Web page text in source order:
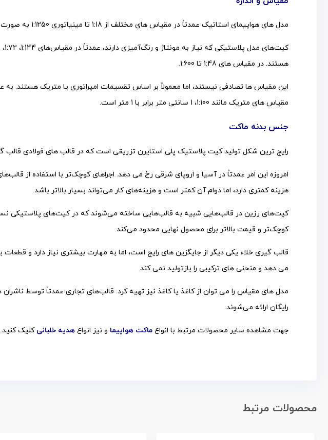
مدل های هواپیمای استاتیک عمدتاً در مقیاس های مختلف از 1:18 تا مینیاتوری 1:1250 به صورت تجاری در دسترس هستند.
هستند. در مقیاس های 1:48 تا 1:600.
مقیاس های متریک مانند 1:100، 1 سانتی متر برابر با 1 متر است.
جنس بدنه ماکت
رایج ترین شکل تولید کیت پلاستیک پلی استایرن تزریقی است که در قالب های فولادی
امروزه این امر عمدتاً در آسیا و اروپای شرقی رخ می دهد. اجراهای کوچک‌تر با استفاده از
هزینه کمتری دارد، اما دوام آن کمتر است و هزینه‌های کار می‌تواند بسیار بالاتر باشد.
کیت‌های رزین در قالب‌هایی شبیه به قالب‌هایی ساخته می‌شوند که در کیت‌های پلاستیکی نسخه
کوچک‌تر و قیمت بالاتر برای محصول نهایی محدود می‌کند.
قالب گیری خلاء یکی دیگر از جایگزین های رایج است، اما به مهارت بیشتری نیاز دارد و
می دهد و منحنی های ترکیبی را بازتولید نمی کند.
مدل های مقیاس را می توان از کاغذ یا کاغذ نیز تهیه کرد. قالب‌های تجاری عمدتاً توسط
رایگان ارائه می‌شوند.
جهت مشاهده سایر محصولات مرتبط با انواع ماکت هواپیما و نیز انواع هدیه خلبانی کلیک کنید.
محصولات مرتبط